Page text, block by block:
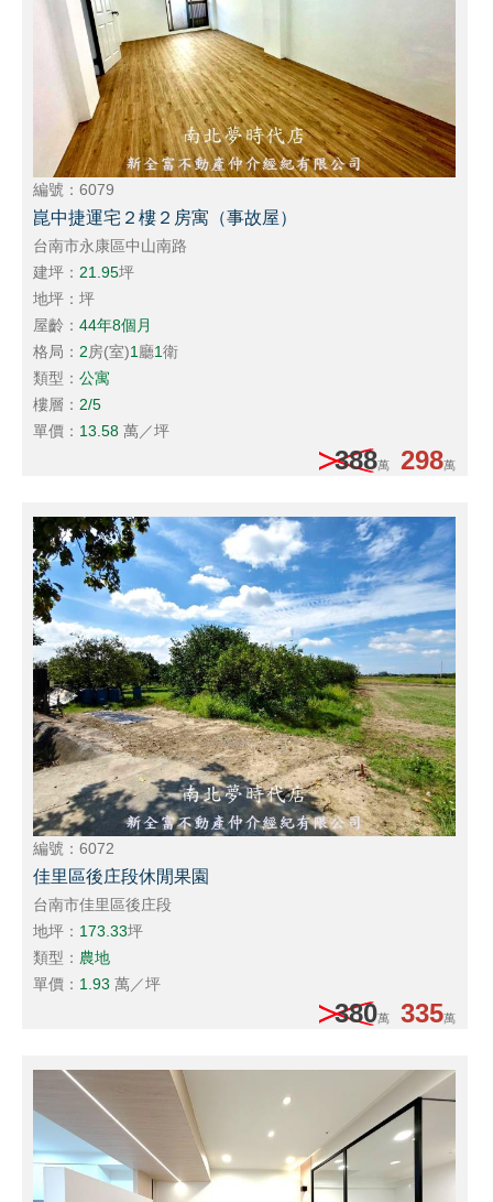
編號：6079
崑中捷運宅２樓２房寓（事故屋）
台南市永康區中山南路
建坪：21.95坪
地坪：坪
屋齡：44年8個月
格局：2房(室)1廳1衛
類型：公寓
樓層：2/5
單價： 13.58 萬／坪
388萬 298萬
編號：6072
佳里區後庄段休閒果園
台南市佳里區後庄段
地坪： 173.33坪
類型： 農地
單價： 1.93 萬／坪
380萬 335萬